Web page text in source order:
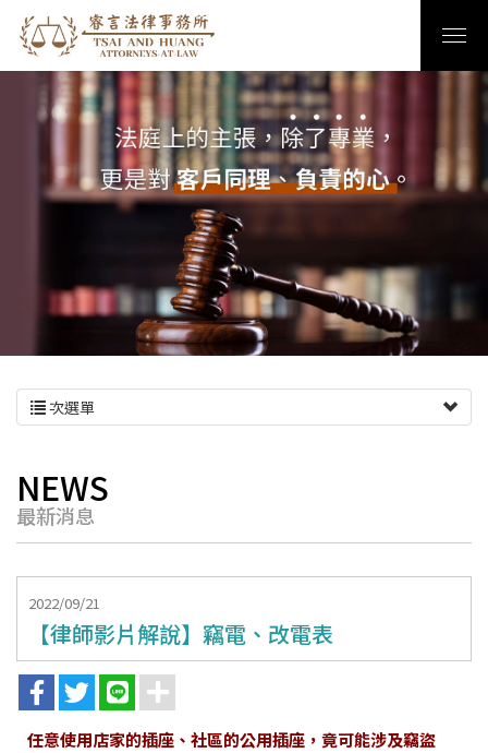
次選單
NEWS
最新消息
2022/09/21
【律師影片解說】竊電、改電表
任意使用店家的插座、社區的公用插座，竟可能涉及竊盜